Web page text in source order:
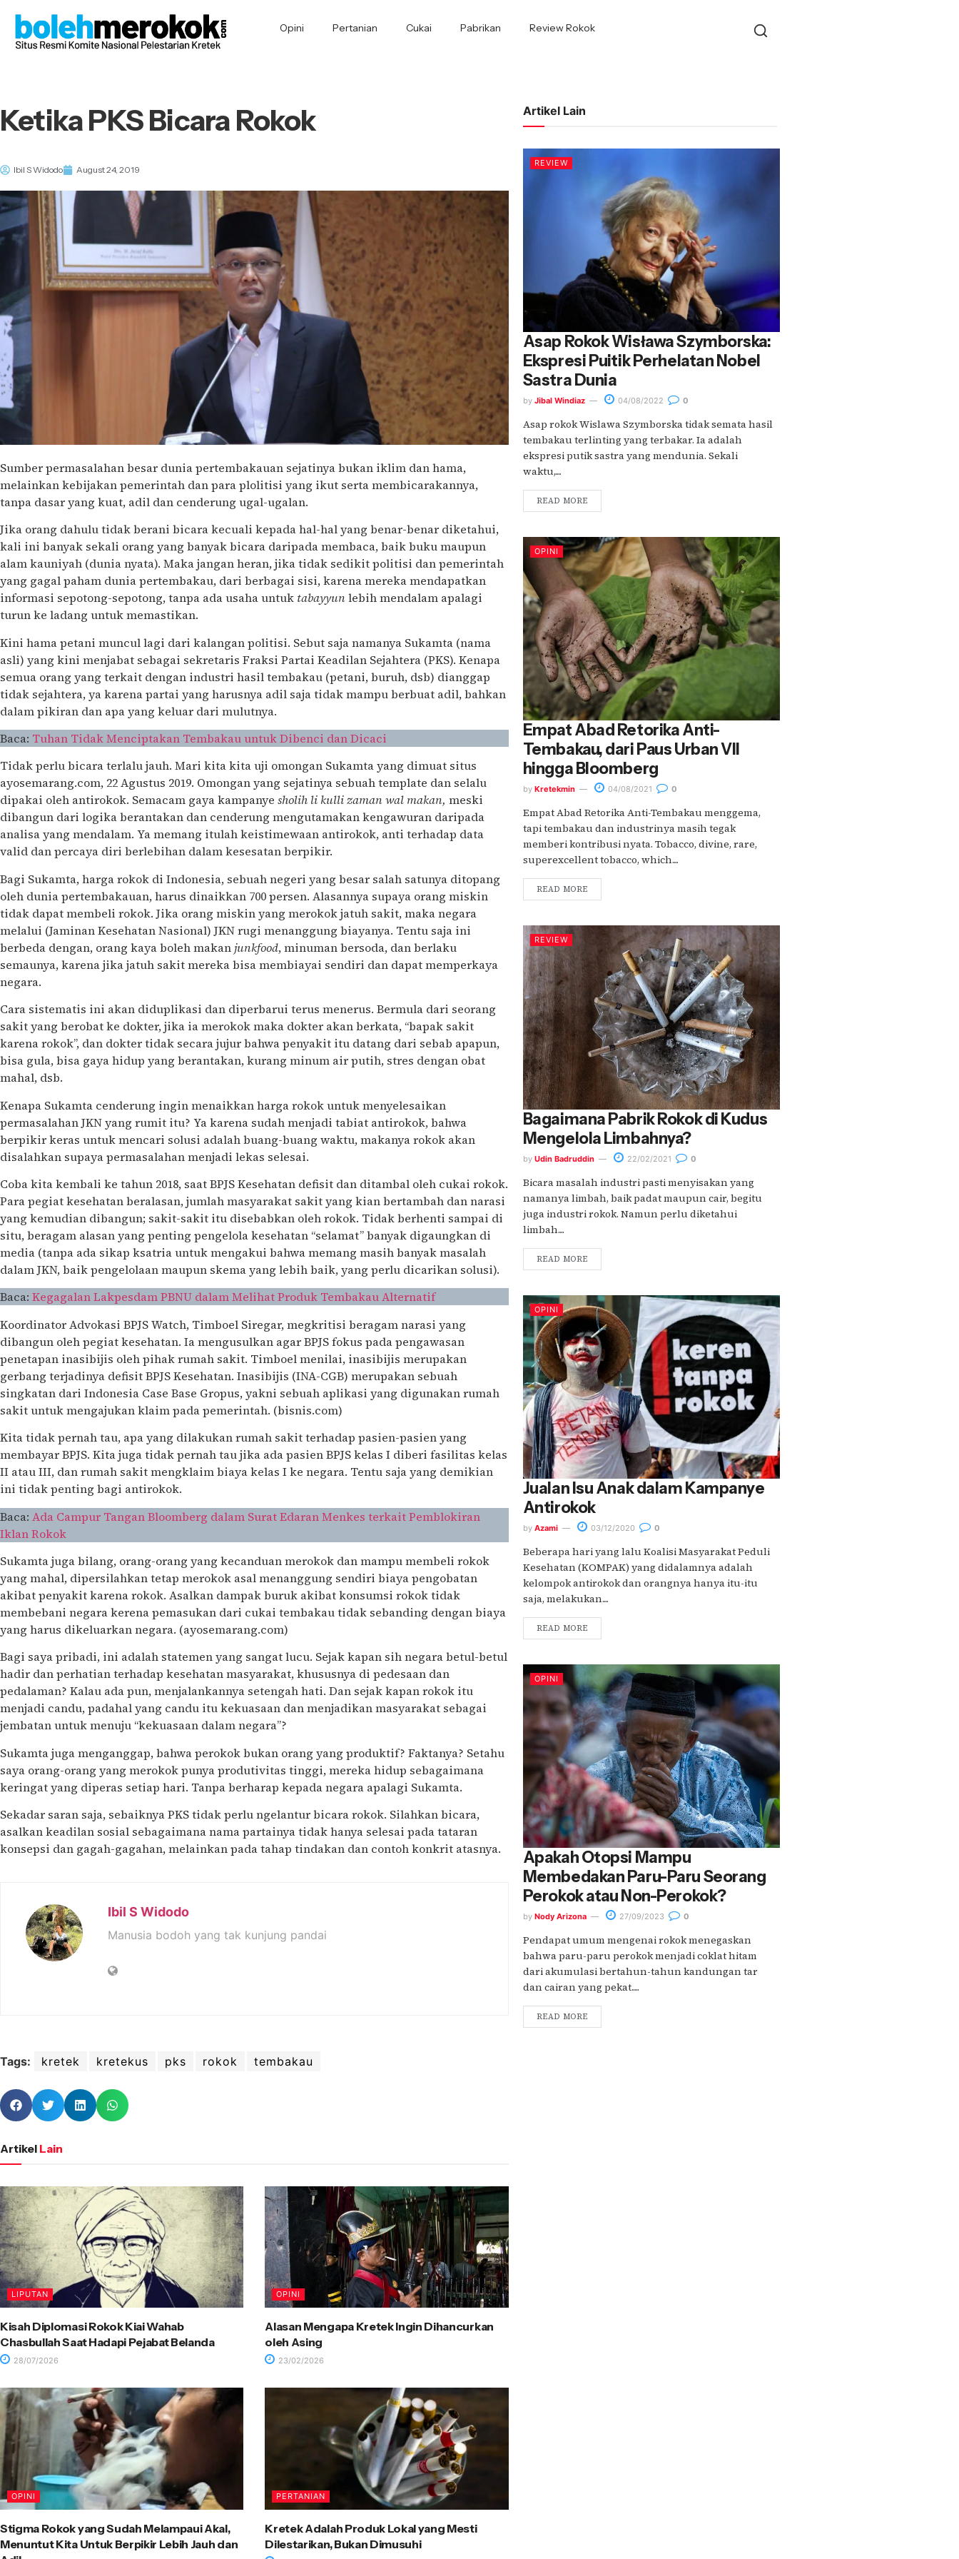
Opini Pertanian Cukai Pabrikan Review Rokok
Ketika PKS Bicara Rokok
Ibil S Widodo August 24, 2019
Sumber permasalahan besar dunia pertembakauan sejatinya bukan iklim dan hama,
melainkan kebijakan pemerintah dan para plolitisi yang ikut serta membicarakannya,
tanpa dasar yang kuat, adil dan cenderung ugal-ugalan.
Jika orang dahulu tidak berani bicara kecuali kepada hal-hal yang benar-benar diketahui,
kali ini banyak sekali orang yang banyak bicara daripada membaca, baik buku maupun
alam kauniyah (dunia nyata). Maka jangan heran, jika tidak sedikit politisi dan pemerintah
yang gagal paham dunia pertembakau, dari berbagai sisi, karena mereka mendapatkan
informasi sepotong-sepotong, tanpa ada usaha untuk tabayyunlebih mendalam apalagi
turun ke ladang untuk memastikan.
Kini hama petani muncul lagi dari kalangan politisi. Sebut saja namanya Sukamta (nama
asli) yang kini menjabat sebagai sekretaris Fraksi Partai Keadilan Sejahtera (PKS). Kenapa
semua orang yang terkait dengan industri hasil tembakau (petani, buruh, dsb) dianggap
tidak sejahtera, ya karena partai yang harusnya adil saja tidak mampu berbuat adil, bahkan
dalam pikiran dan apa yang keluar dari mulutnya.
Baca: Tuhan Tidak Menciptakan Tembakau untuk Dibenci dan Dicaci
Tidak perlu bicara terlalu jauh. Mari kita kita uji omongan Sukamta yang dimuat situs
ayosemarang.com, 22 Agustus 2019. Omongan yang sejatinya sebuah template dan selalu
dipakai oleh antirokok. Semacam gaya kampanye sholih li kulli zaman wal makan, meski
dibangun dari logika berantakan dan cenderung mengutamakan kengawuran daripada
analisa yang mendalam. Ya memang itulah keistimewaan antirokok, anti terhadap data
valid dan percaya diri berlebihan dalam kesesatan berpikir.
Bagi Sukamta, harga rokok di Indonesia, sebuah negeri yang besar salah satunya ditopang
oleh dunia pertembakauan, harus dinaikkan 700 persen. Alasannya supaya orang miskin
tidak dapat membeli rokok. Jika orang miskin yang merokok jatuh sakit, maka negara
melalui (Jaminan Kesehatan Nasional) JKN rugi menanggung biayanya. Tentu saja ini
berbeda dengan, orang kaya boleh makan junkfood, minuman bersoda, dan berlaku
semaunya, karena jika jatuh sakit mereka bisa membiayai sendiri dan dapat memperkaya
negara.
Cara sistematis ini akan diduplikasi dan diperbarui terus menerus. Bermula dari seorang
sakit yang berobat ke dokter, jika ia merokok maka dokter akan berkata, “bapak sakit
karena rokok”, dan dokter tidak secara jujur bahwa penyakit itu datang dari sebab apapun,
bisa gula, bisa gaya hidup yang berantakan, kurang minum air putih, stres dengan obat
mahal, dsb.
Kenapa Sukamta cenderung ingin menaikkan harga rokok untuk menyelesaikan
permasalahan JKN yang rumit itu? Ya karena sudah menjadi tabiat antirokok, bahwa
berpikir keras untuk mencari solusi adalah buang-buang waktu, makanya rokok akan
disalahkan supaya permasalahan menjadi lekas selesai.
Coba kita kembali ke tahun 2018, saat BPJS Kesehatan defisit dan ditambal oleh cukai rokok.
Para pegiat kesehatan beralasan, jumlah masyarakat sakit yang kian bertambah dan narasi
yang kemudian dibangun; sakit-sakit itu disebabkan oleh rokok. Tidak berhenti sampai di
situ, beragam alasan yang penting pengelola kesehatan “selamat” banyak digaungkan di
media (tanpa ada sikap ksatria untuk mengakui bahwa memang masih banyak masalah
dalam JKN, baik pengelolaan maupun skema yang lebih baik, yang perlu dicarikan solusi).
Baca: Kegagalan Lakpesdam PBNU dalam Melihat Produk Tembakau Alternatif
Koordinator Advokasi BPJS Watch, Timboel Siregar, megkritisi beragam narasi yang
dibangun oleh pegiat kesehatan. Ia mengusulkan agar BPJS fokus pada pengawasan
penetapan inasibijis oleh pihak rumah sakit. Timboel menilai, inasibijis merupakan
gerbang terjadinya defisit BPJS Kesehatan. Inasibijis (INA-CGB) merupakan sebuah
singkatan dari Indonesia Case Base Gropus, yakni sebuah aplikasi yang digunakan rumah
sakit untuk mengajukan klaim pada pemerintah. (bisnis.com)
Kita tidak pernah tau, apa yang dilakukan rumah sakit terhadap pasien-pasien yang
membayar BPJS. Kita juga tidak pernah tau jika ada pasien BPJS kelas I diberi fasilitas kelas
II atau III, dan rumah sakit mengklaim biaya kelas I ke negara. Tentu saja yang demikian
ini tidak penting bagi antirokok.
Baca: Ada Campur Tangan Bloomberg dalam Surat Edaran Menkes terkait Pemblokiran
Iklan Rokok
Sukamta juga bilang, orang-orang yang kecanduan merokok dan mampu membeli rokok
yang mahal, dipersilahkan tetap merokok asal menanggung sendiri biaya pengobatan
akibat penyakit karena rokok. Asalkan dampak buruk akibat konsumsi rokok tidak
membebani negara kerena pemasukan dari cukai tembakau tidak sebanding dengan biaya
yang harus dikeluarkan negara. (ayosemarang.com)
Bagi saya pribadi, ini adalah statemen yang sangat lucu. Sejak kapan sih negara betul-betul
hadir dan perhatian terhadap kesehatan masyarakat, khususnya di pedesaan dan
pedalaman? Kalau ada pun, menjalankannya setengah hati. Dan sejak kapan rokok itu
menjadi candu, padahal yang candu itu kekuasaan dan menjadikan masyarakat sebagai
jembatan untuk menuju “kekuasaan dalam negara”?
Sukamta juga menganggap, bahwa perokok bukan orang yang produktif? Faktanya? Setahu
saya orang-orang yang merokok punya produtivitas tinggi, mereka hidup sebagaimana
keringat yang diperas setiap hari. Tanpa berharap kepada negara apalagi Sukamta.
Sekadar saran saja, sebaiknya PKS tidak perlu ngelantur bicara rokok. Silahkan bicara,
asalkan keadilan sosial sebagaimana nama partainya tidak hanya selesai pada tataran
konsepsi dan gagah-gagahan, melainkan pada tahap tindakan dan contoh konkrit atasnya.
Ibil S Widodo
Manusia bodoh yang tak kunjung pandai
Tags: kretek kretekus pks rokok tembakau
Artikel Lain
LIPUTAN
Kisah Diplomasi Rokok Kiai Wahab
Chasbullah Saat Hadapi Pejabat Belanda
28/07/2026
OPINI
Alasan Mengapa Kretek Ingin Dihancurkan
oleh Asing
23/02/2026
OPINI
Stigma Rokok yang Sudah Melampaui Akal,
Menuntut Kita Untuk Berpikir Lebih Jauh dan
PERTANIAN
Kretek Adalah Produk Lokal yang Mesti
Dilestarikan, Bukan Dimusuhi
Artikel Lain
REVIEW
Asap Rokok Wisława Szymborska:
Ekspresi Puitik Perhelatan Nobel
Sastra Dunia
by Jibal Windiaz 04/08/2022 0
Asap rokok Wislawa Szymborska tidak semata hasil
tembakau terlinting yang terbakar. Ia adalah
ekspresi putik sastra yang mendunia. Sekali
waktu,....
READ MORE
OPINI
Empat Abad Retorika Anti-
Tembakau, dari Paus Urban VII
hingga Bloomberg
by Kretekmin 04/08/2021 0
Empat Abad Retorika Anti-Tembakau menggema,
tapi tembakau dan industrinya masih tegak
memberi kontribusi nyata. Tobacco, divine, rare,
superexcellent tobacco, which....
READ MORE
REVIEW
Bagaimana Pabrik Rokok di Kudus
Mengelola Limbahnya?
by Udin Badruddin 22/02/2021 0
Bicara masalah industri pasti menyisakan yang
namanya limbah, baik padat maupun cair, begitu
juga industri rokok. Namun perlu diketahui
limbah....
READ MORE
OPINI
Jualan Isu Anak dalam Kampanye
Antirokok
by Azami 03/12/2020 0
Beberapa hari yang lalu Koalisi Masyarakat Peduli
Kesehatan (KOMPAK) yang didalamnya adalah
kelompok antirokok dan orangnya hanya itu-itu
saja, melakukan....
READ MORE
OPINI
Apakah Otopsi Mampu
Membedakan Paru-Paru Seorang
Perokok atau Non-Perokok?
by Nody Arizona 27/09/2023 0
Pendapat umum mengenai rokok menegaskan
bahwa paru-paru perokok menjadi coklat hitam
dari akumulasi bertahun-tahun kandungan tar
dan cairan yang pekat.....
READ MORE